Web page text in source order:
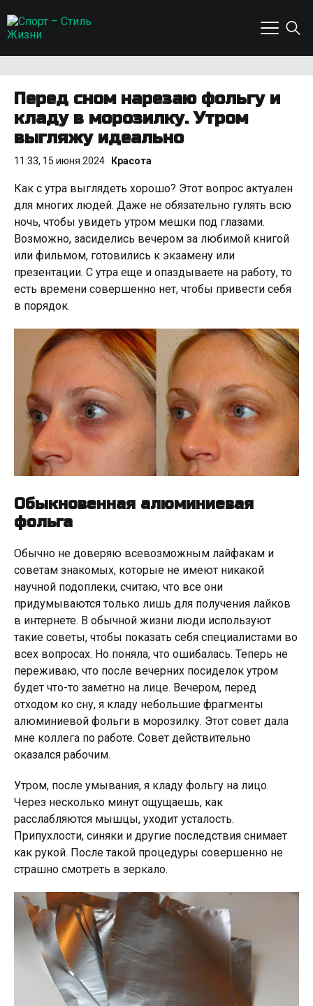
Перед сном нарезаю фольгу и
кладу в морозилку. Утром
выгляжу идеально
11:33, 15 июня 2024 Красота
Как с утра выглядеть хорошо? Этот вопрос актуален
для многих людей. Даже не обязательно гулять всю
ночь, чтобы увидеть утром мешки под глазами.
Возможно, засиделись вечером за любимой книгой
или фильмом, готовились к экзамену или
презентации. С утра еще и опаздываете на работу, то
есть времени совершенно нет, чтобы привести себя
в порядок.
Обыкновенная алюминиевая
фольга
Обычно не доверяю всевозможным лайфакам и
советам знакомых, которые не имеют никакой
научной подоплеки, считаю, что все они
придумываются только лишь для получения лайков
в интернете. В обычной жизни люди используют
такие советы, чтобы показать себя специалистами во
всех вопросах. Но поняла, что ошибалась. Теперь не
переживаю, что после вечерних посиделок утром
будет что-то заметно на лице. Вечером, перед
отходом ко сну, я кладу небольшие фрагменты
алюминиевой фольги в морозилку. Этот совет дала
мне коллега по работе. Совет действительно
оказался рабочим.
Утром, после умывания, я кладу фольгу на лицо.
Через несколько минут ощущаешь, как
расслабляются мышцы, уходит усталость.
Припухлости, синяки и другие последствия снимает
как рукой. После такой процедуры совершенно не
страшно смотреть в зеркало.